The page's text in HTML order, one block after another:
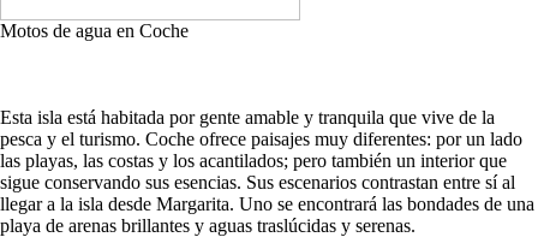
Motos de agua en Coche
Esta isla está habitada por gente amable y tranquila que vive de la
pesca y el turismo. Coche ofrece paisajes muy diferentes: por un lado
las playas, las costas y los acantilados; pero también un interior que
sigue conservando sus esencias. Sus escenarios contrastan entre sí al
llegar a la isla desde Margarita. Uno se encontrará las bondades de una
playa de arenas brillantes y aguas traslúcidas y serenas.